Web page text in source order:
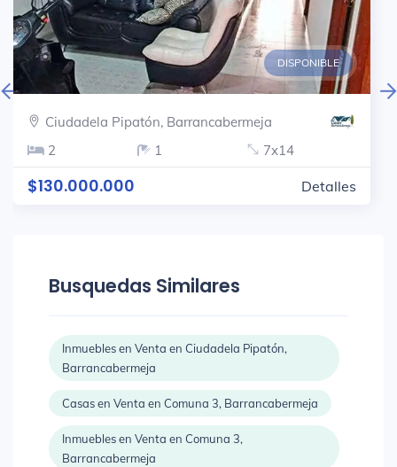
DISPONIBLE
Ciudadela Pipatón, Barrancabermeja
2
1 7x14
$130.000.000 Detalles
Busquedas Similares
Inmuebles en Venta en Ciudadela Pipatón,
Barrancabermeja
Casas en Venta en Comuna 3, Barrancabermeja
Inmuebles en Venta en Comuna 3,
Barrancabermeja